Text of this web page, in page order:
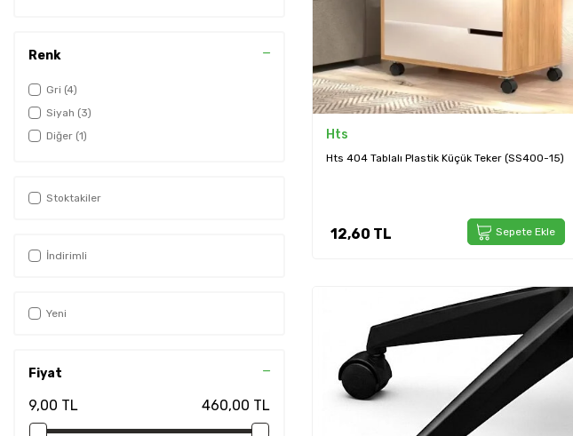
Renk
Gri (4)
Siyah (3)
Diğer (1)
Stoktakiler
İndirimli
Yeni
Fiyat
9,00 TL 460,00 TL
Hts
Hts 404 Tablalı Plastik Küçük Teker (SS400-15)
12,60 TL Sepete Ekle